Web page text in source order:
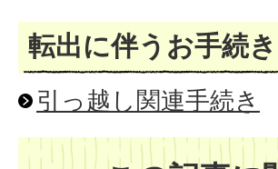
転出に伴うお手続き
引っ越し関連手続き